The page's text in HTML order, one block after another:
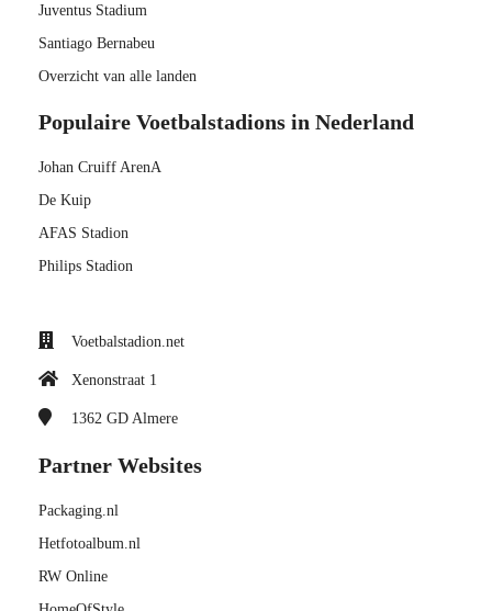
Juventus Stadium
Santiago Bernabeu
Overzicht van alle landen
Populaire Voetbalstadions in Nederland
Johan Cruiff ArenA
De Kuip
AFAS Stadion
Philips Stadion
Voetbalstadion.net
Xenonstraat 1
1362 GD Almere
Partner Websites
Packaging.nl
Hetfotoalbum.nl
RW Online